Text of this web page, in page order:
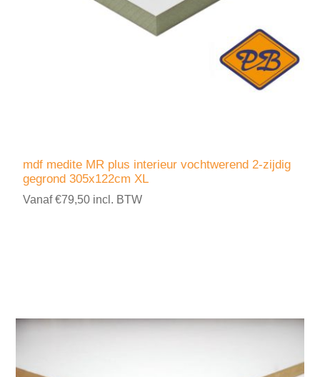
mdf medite MR plus interieur vochtwerend 2-zijdig
gegrond 305x122cm XL
Vanaf €79,50 incl. BTW